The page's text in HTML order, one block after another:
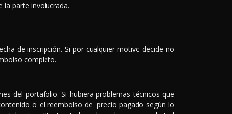
la parte involucrada.
de inscripción. Si por cualquier motivo decide no
completo.
del portafolio. Si hubiera problemas técnicos que
o el reembolso del precio pagado según lo